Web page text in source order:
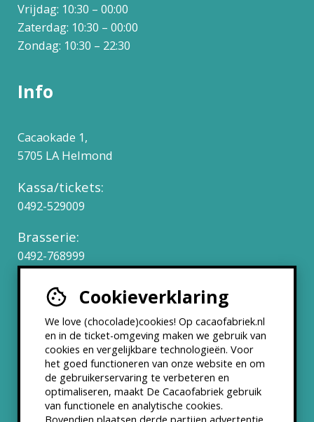
Cookieverklaring
We love (chocolade)cookies! Op cacaofabriek.nl
en in de ticket-omgeving maken we gebruik van
cookies en vergelijkbare technologieën. Voor
het goed functioneren van onze website en om
de gebruikerservaring te verbeteren en
optimaliseren, maakt De Cacaofabriek gebruik
van functionele en analytische cookies.
Bovendien plaatsen derde partijen advertentie
Vrijdag: 10:30 – 00:00
Zaterdag: 10:30 – 00:00
Zondag: 10:30 – 22:30
Info
Cacaokade 1,
5705 LA Helmond
Kassa/tickets:
0492-529009
Brasserie:
0492-768999
Werken bij
Partners & Samenwerkingen
ANBI status
Nieuwsbrief